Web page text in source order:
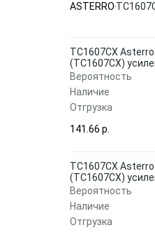
ASTERRO
TC1607CX
(TC1607CX)
Вероятность
Наличие
Отгрузка
141.66 p.
TC1607CX
(TC1607CX)
Вероятность
Наличие
Отгрузка